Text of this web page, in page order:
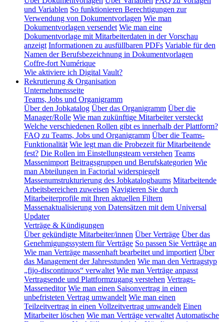
und Variablen So funktionieren Berechtigungen zur
Verwendung von Dokumentvorlagen Wie man
Dokumentvorlagen versendet Wie man eine
Dokumentvorlage mit Mitarbeiterdaten in der Vorschau
anzeigt Informationen zu ausfüllbaren PDFs Variable für den
Namen der Berufsbezeichnung in Dokumentvorlagen
Coffre-fort Numérique
Wie aktiviere ich Digital Vault?
Rekrutierung & Organisation
Unternehmensseite
Teams, Jobs und Organigramm
Über den Jobkatalog Über das Organigramm Über die
Manager/Rolle Wie man zukünftige Mitarbeiter versteckt
Welche verschiedenen Rollen gibt es innerhalb der Plattform?
FAQ zu Teams, Jobs und Organigramm Über die Teams-
Funktionalität Wie legt man die Probezeit für Mitarbeitende
fest? Die Rollen im Einstellungsteam verstehen Teams
Massenimport Beitragsgruppen und Berufskategorien Wie
man Abteilungen in Factorial widerspiegelt
Massenumstrukturierung des Jobkatalogbaums Mitarbeitende
Arbeitsbereichen zuweisen Navigieren Sie durch
Mitarbeiterprofile mit Ihren aktuellen Filtern
Massenaktualisierung von Datensätzen mit dem Universal
Updater
Verträge & Kündigungen
Über gekündigte Mitarbeiter/innen Über Verträge Über das
Genehmigungssystem für Verträge So passen Sie Verträge an
Wie man Verträge massenhaft bearbeitet und importiert Über
das Management der Jahresstunden Wie man den Vertragstyp
„fijo-discontinuos“ verwaltet Wie man Verträge anpasst
Vertragsende und Plattformzugang verstehen Vertrags-
Masseneditor Wie man einen Saisonvertrag in einen
unbefristeten Vertrag umwandelt Wie man einen
Teilzeitvertrag in einen Vollzeitvertrag umwandelt Einen
Mitarbeiter löschen Wie man Verträge verwaltet Automatische